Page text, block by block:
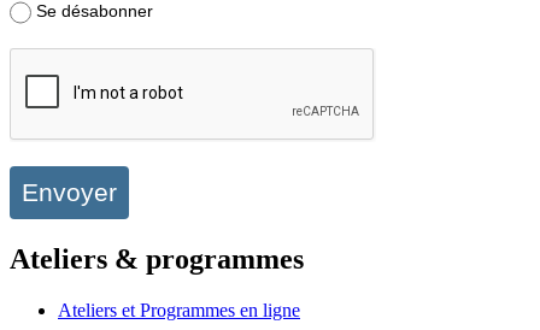
Se désabonner
Envoyer
Ateliers & programmes
Ateliers et Programmes en ligne